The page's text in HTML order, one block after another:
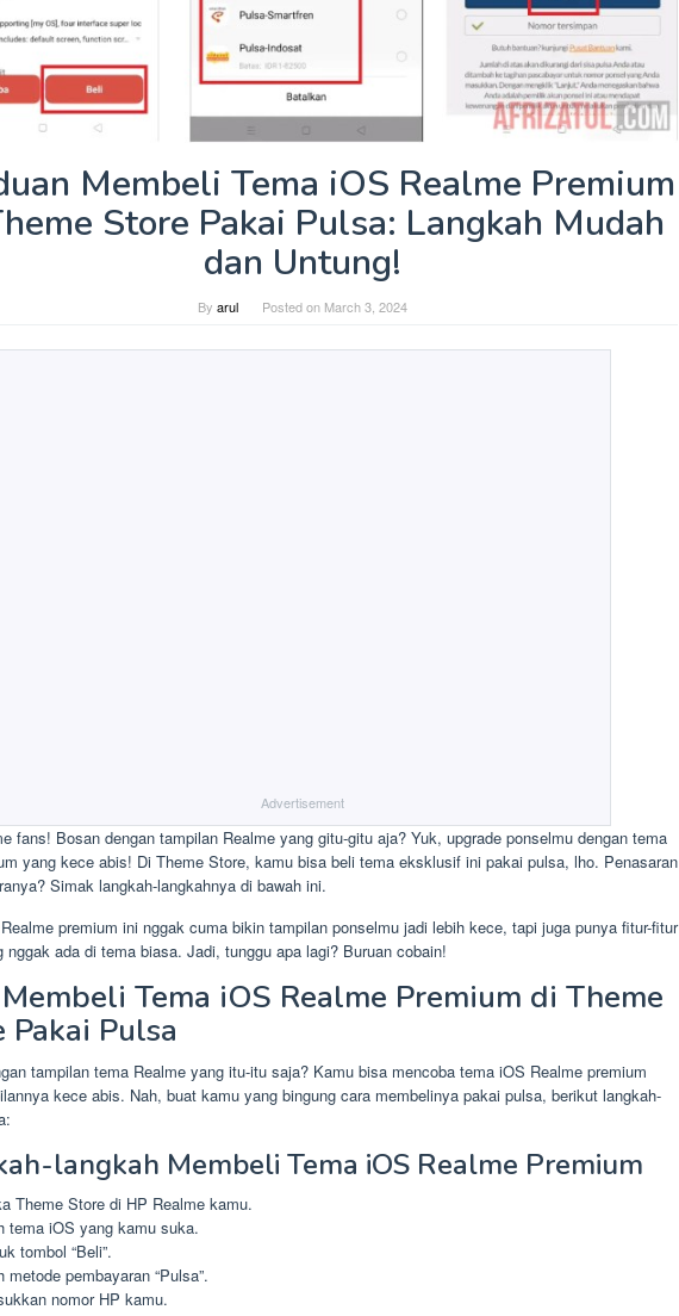
Membeli Tema iOS Realme Premium
Store Pakai Pulsa: Langkah Mudah
dan Untung!
By arul Posted on March 3, 2024
Advertisement
fans! Bosan dengan tampilan Realme yang gitu-gitu aja? Yuk, upgrade ponselmu dengan tema
yang kece abis! Di Theme Store, kamu bisa beli tema eksklusif ini pakai pulsa, lho. Penasaran
Simak langkah-langkahnya di bawah ini.
premium ini nggak cuma bikin tampilan ponselmu jadi lebih kece, tapi juga punya fitur-fitur
nggak ada di tema biasa. Jadi, tunggu apa lagi? Buruan cobain!
Tema iOS Realme Premium di Theme
Pakai Pulsa
tampilan tema Realme yang itu-itu saja? Kamu bisa mencoba tema iOS Realme premium
kece abis. Nah, buat kamu yang bingung cara membelinya pakai pulsa, berikut langkah-
langkah Membeli Tema iOS Realme Premium
Theme Store di HP Realme kamu.
tema iOS yang kamu suka.
tombol “Beli”.
metode pembayaran “Pulsa”.
nomor HP kamu.